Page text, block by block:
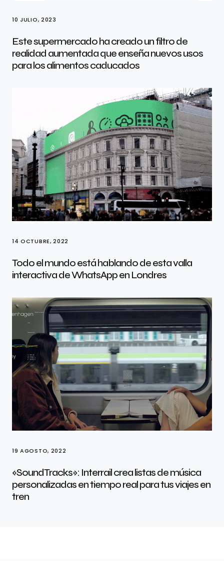
10 JULIO, 2023
Este supermercado ha creado un filtro de
realidad aumentada que enseña nuevos usos
para los alimentos caducados
14 OCTUBRE, 2022
Todo el mundo está hablando de esta valla
interactiva de WhatsApp en Londres
19 AGOSTO, 2022
«SoundTracks»: Interrail crea listas de música
personalizadas en tiempo real para tus viajes en
tren